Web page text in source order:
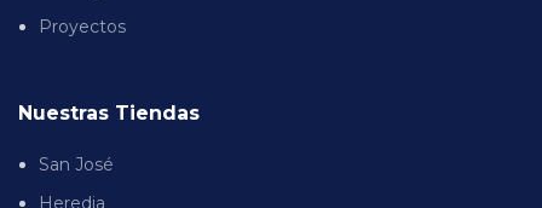
Proyectos
Nuestras Tiendas
San José
Heredia